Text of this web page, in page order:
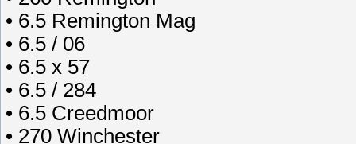
• 6.5 Remington Mag
• 6.5 / 06
• 6.5 x 57
• 6.5 / 284
• 6.5 Creedmoor
• 270 Winchester